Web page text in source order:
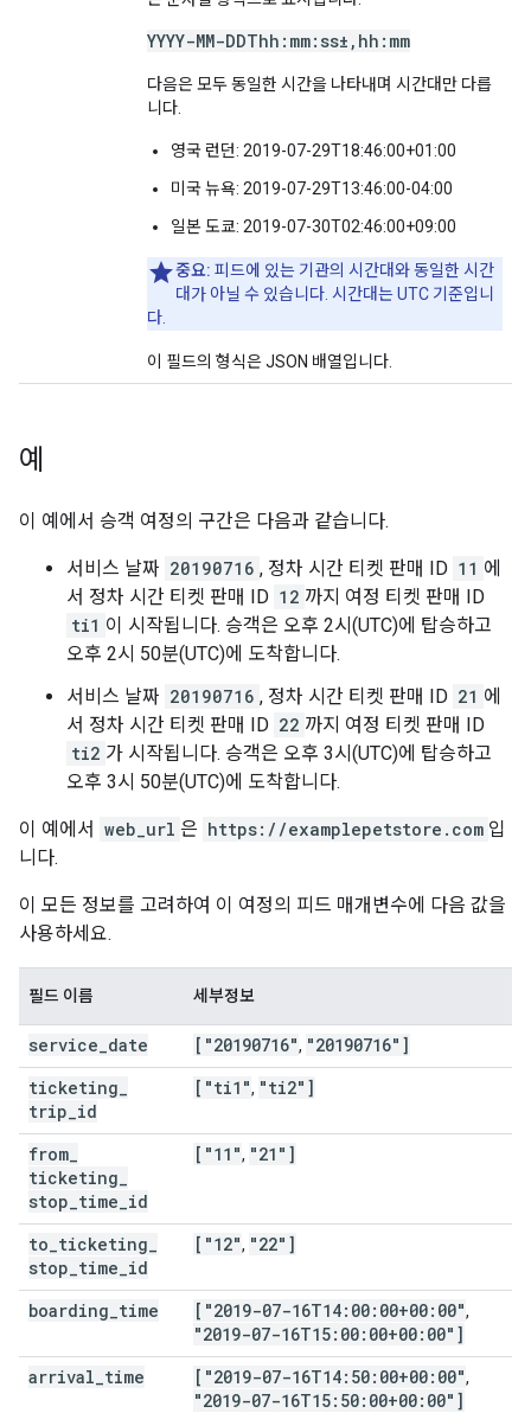
YYYY-MM-DDThh:mm:ss±,hh:mm
다음은 모두 동일한 시간을 나타내며 시간대만 다릅
니다.
영국 런던: 2019-07-29T18:46:00+01:00
미국 뉴욕: 2019-07-29T13:46:00-04:00
일본 도쿄: 2019-07-30T02:46:00+09:00
중요: 피드에 있는 기관의 시간대와 동일한 시간
대가 아닐 수 있습니다. 시간대는 UTC 기준입니
다.
이 필드의 형식은 JSON 배열입니다.
예
이 예에서 승객 여정의 구간은 다음과 같습니다.
서비스 날짜 20190716 , 정차 시간 티켓 판매 ID 11 에
서 정차 시간 티켓 판매 ID 12 까지 여정 티켓 판매 ID
ti1 이 시작됩니다. 승객은 오후 2시(UTC)에 탑승하고
오후 2시 50분(UTC)에 도착합니다.
서비스 날짜 20190716 , 정차 시간 티켓 판매 ID 21 에
서 정차 시간 티켓 판매 ID 22 까지 여정 티켓 판매 ID
ti2 가 시작됩니다. 승객은 오후 3시(UTC)에 탑승하고
오후 3시 50분(UTC)에 도착합니다.
이 예에서 web_url 은 https://examplepetstore.com 입
니다.
이 모든 정보를 고려하여 이 여정의 피드 매개변수에 다음 값을
사용하세요.
필드 이름 세부정보
service date ["20190716", "20190716"]
ticketing
trip id
["ti1", "ti2"]
from
ticketing
stop time id
["11", "21"]
to ticketing
stop time id
["12", "22"]
boarding time ["2019-07-16T14:00:00+00:00",
"2019-07-16T15:00:00+00:00"]
arrival time ["2019-07-16T14:50:00+00:00",
"2019-07-16T15:50:00+00:00"]